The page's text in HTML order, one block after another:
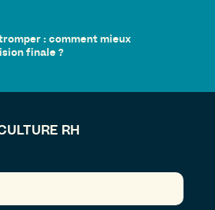
: comment mieux
finale ?
RH